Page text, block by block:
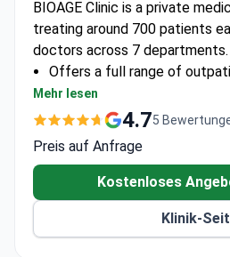
BIOAGE Clinic is a private
treating around 700 patients
doctors across 7 departments.
Offers a full range of
services.
Located in the center of
Provides personalized
Mehr lesen
4.75
Preis auf Anfrage
Kostenloses
Klinik-